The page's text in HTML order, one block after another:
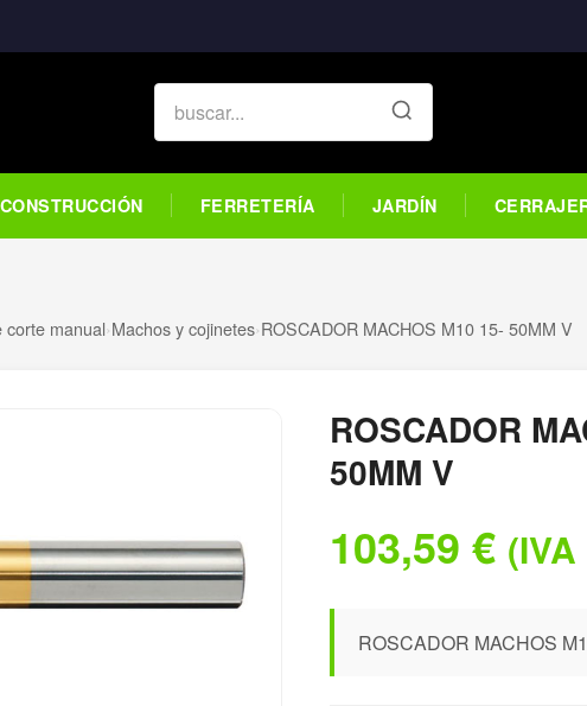
CONSTRUCCIÓN FERRETERÍA JARDÍN
corte manual›Machos y cojinetes›ROSCADOR MACHOS M10 15- 50MM V
ROSCADOR
50MM V
103,59 €
ROSCADOR MACHOS